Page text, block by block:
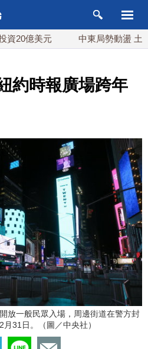
美元 中東局勢動盪 土耳其沙
約時報廣場跨年
放一般民眾入場，周邊街道在警方封
31日。（圖／中央社）